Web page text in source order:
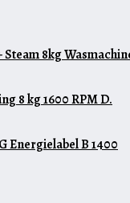
8kg
8 kg 1600 RPM D.
Energielabel B 1400